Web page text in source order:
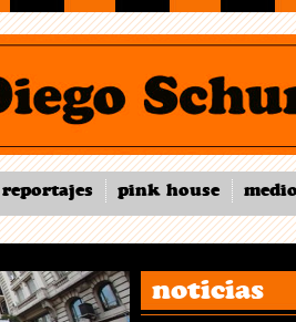
reportajes pink house